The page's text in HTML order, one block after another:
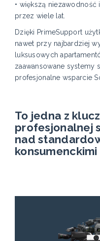
• większą
przez wiele lat.
Dzięki PrimeSupport
nawet przy najbardziej
luksusowych
zaawansowane
profesjonalne wsparcie
To jedna z
profesjonalnej
nad
konsumenckimi